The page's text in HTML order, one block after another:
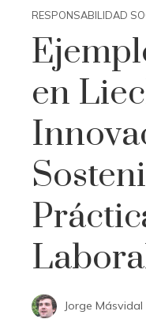
RESPONSABILIDAD
en
Jorge Másvidal